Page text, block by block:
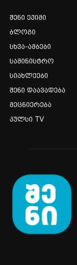
შენი ექიმი
ბლოგი
სხვა-ამბები
სამინისტრო
სიახლეები
შენი დაავადება
მეცნიერება
პულსი TV